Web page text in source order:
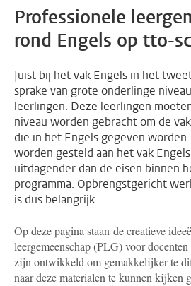
Professionele
rond Engels op tto-
Juist bij het vak Engels in het
sprake van grote onderlinge
leerlingen. Deze leerlingen
niveau worden gebracht om de
die in het Engels gegeven
worden gesteld aan het vak
uitdagender dan de eisen binnen
programma. Opbrengstgericht
is dus belangrijk.
Op deze pagina staan de creatieve
leergemeenschap (PLG) voor
zijn ontwikkeld om gemakkelijker te
naar deze materialen te kunnen kijken